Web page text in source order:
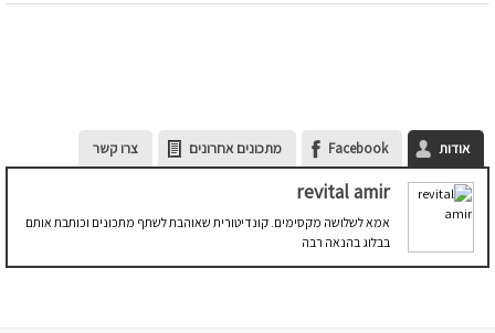
אודות Facebook מתכונים אחרונים צרו קשר
revital amir
אמא לשלושה מקסימים. קונדיטורית שאוהבת לשתף מתכונים וכותבת אותם
בבלוג בהנאה רבה